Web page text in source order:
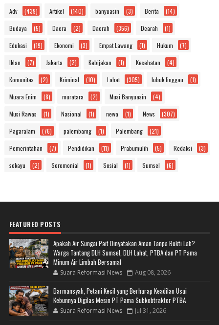
Adv (439) Artikel (140) banyuasin (3) Berita (14)
Budaya (5) Daera (2) Daerah (356) Dearah (1)
Edukasi (19) Ekonomi (3) Empat Lawang (1) Hukum (7)
Iklan (7) Jakarta (2) Kebijakan (1) Kesehatan (4)
Komunitas (2) Kriminal (10) Lahat (305) lubuk linggau (1)
Muara Enim (8) muratara (2) Musi Banyuasin (4)
Musi Rawas (1) Nasional (1) newa (1) News (307)
Pagaralam (76) palembamg (1) Palembang (21)
Pemerintahan (7) Pendidikan (11) Prabumulih (5) Redaksi (3)
sekayu (2) Seremonial (1) Sosial (1) Sumsel (6)
FEATURED POSTS
Apakah Air Sungai Pait Dinyatakan Aman Tanpa Bukti Lab?
Warga Tantang DLH Sumsel, DLH Lahat, PTBA dan PT Pama
Minum Air Limbah Bersama!
Suara Reformasi News Aug 08, 2026
Darmansyah, Petani Kecil yang Berharap Keadilan Usai
Kebunnya Digilas Mesin PT Pama Subkobtraktor PTBA
Suara Reformasi News Jul 31, 2026